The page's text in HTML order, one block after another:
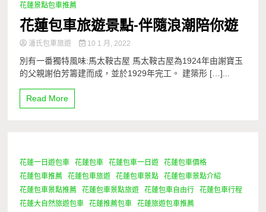
花蓮景點包車推薦
花蓮包車旅遊景點-伴隨浪潮陪你遊
潘氏包車旅遊 10 1 月, 2022
別有一番獨特風味:馬太鞍古屋 馬太鞍古屋為1924年由謝寶玉
的父親謝伯芳籌建而成，並於1929年完工。 建築形 […]...
Read More
1 Minute
花蓮一日遊包車 花蓮包車 花蓮包車一日遊
花蓮包車價格
花蓮包車推薦
花蓮包車旅遊 花蓮包車景點
花蓮包車景點介紹
花蓮包車景點推薦
花蓮包車景點旅遊 花蓮包車自由行
花蓮包車行程
花蓮大自然旅遊包車
花蓮推薦包車
花蓮旅遊包車推薦